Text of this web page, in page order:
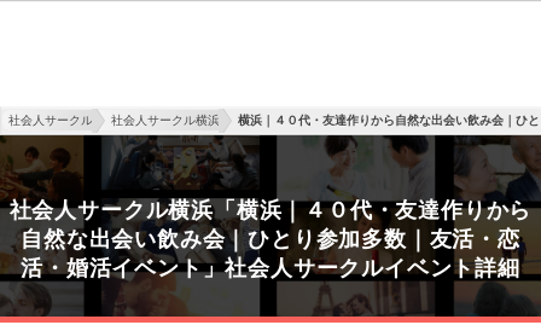
社会人サークル 社会人サークル横浜 横浜｜４０代・友達作りから自然な出会い飲み会｜ひ
社会人サークル横浜「横浜｜４０代・友達作りから
自然な出会い飲み会｜ひとり参加多数｜友活・恋
活・婚活イベント」社会人サークルイベント詳細